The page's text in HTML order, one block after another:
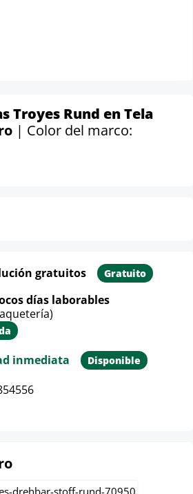
Troyes Rund en Tela
| Color del marco:
gratuitos Gratuito
días laborables
inmediata Disponible
sobre el producto
select